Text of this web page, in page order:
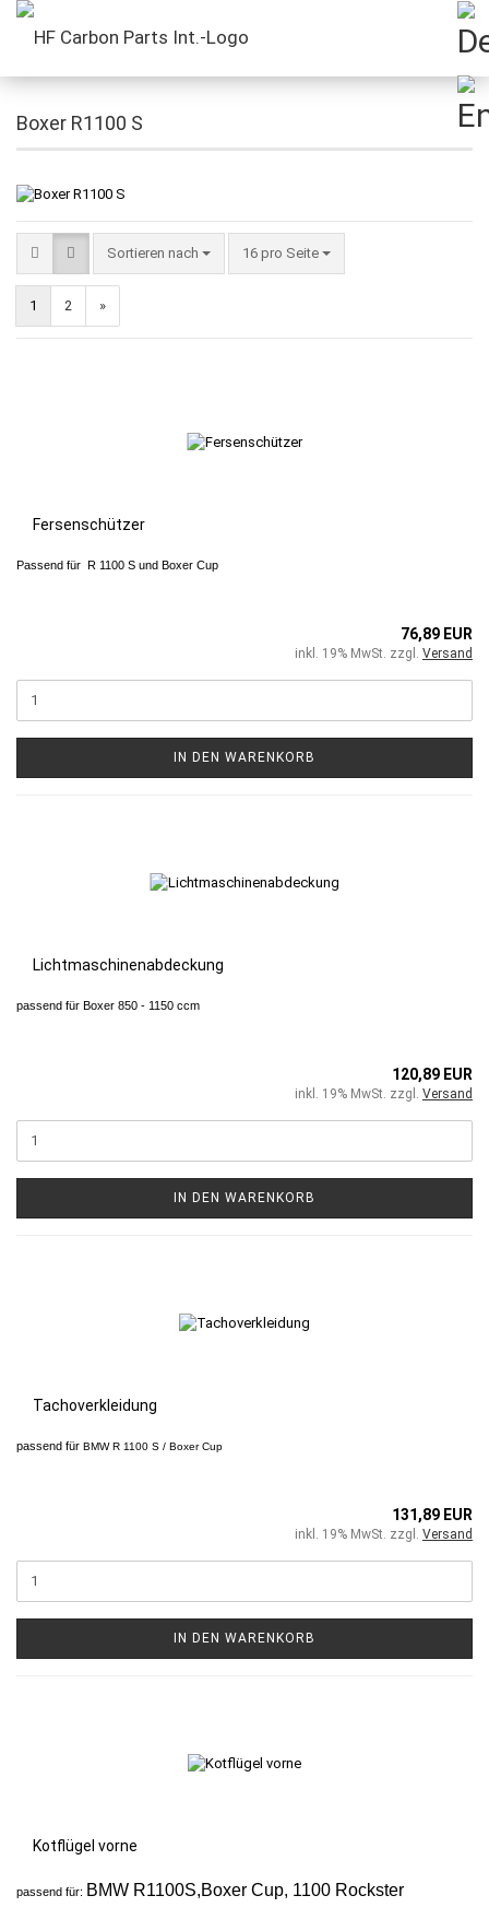
Boxer R1100 S
Sortieren nach 16 pro Seite
1 2 »
Fersenschützer
Passend für R 1100 S und Boxer Cup
76,89 EUR
inkl. 19% MwSt. zzgl. Versand
IN DEN WARENKORB
Lichtmaschinenabdeckung
passend für Boxer 850 - 1150 ccm
120,89 EUR
inkl. 19% MwSt. zzgl. Versand
IN DEN WARENKORB
Tachoverkleidung
passend für BMW R 1100 S / Boxer Cup
131,89 EUR
inkl. 19% MwSt. zzgl. Versand
IN DEN WARENKORB
Kotflügel vorne
passend für: BMW R1100S,Boxer Cup, 1100 Rockster